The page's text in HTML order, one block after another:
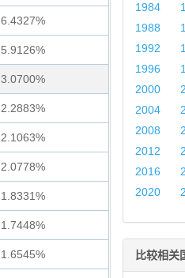
6.4327%
5.9126%
3.0700%
2.2883%
2.1063%
2.0778%
1.8331%
1.7448%
1.6545%
1984
1988
1992
1996
2000
2004
2008
2012
2016
2020
比较相关